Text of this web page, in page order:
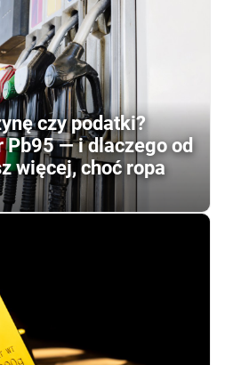
czy podatki?
Pb95 — i dlaczego od
więcej, choć ropa